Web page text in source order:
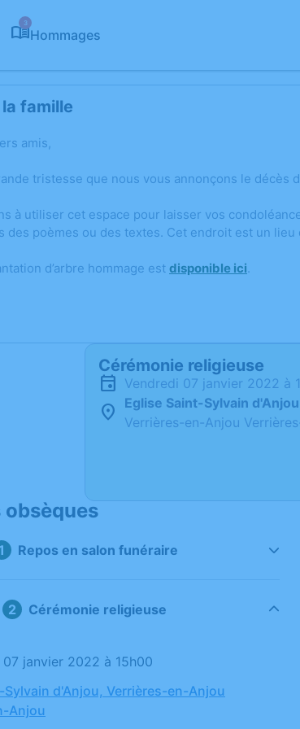
3
Hommages
famille
amis,
tristesse que nous vous annonçons le
à utiliser cet espace pour laisser vos
des poèmes ou des textes. Cet endroit est un
d’arbre hommage est disponible ici.
Cérémonie religieuse
vendredi 07 janvier 2022 à
Eglise Saint-Sylvain
Verrières-en-Anjou
obsèques
Repos en salon funéraire
Cérémonie religieuse
07 janvier 2022 à 15h00
Sylvain d'Anjou, Verrières-en-Anjou
Anjou